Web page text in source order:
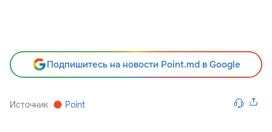
Подпишитесь на новости Point.md в Google
Источник Point